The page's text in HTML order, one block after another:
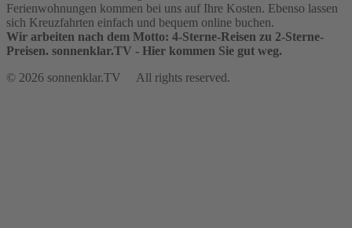
Ferienwohnungen kommen bei uns auf Ihre Kosten. Ebenso lassen
sich Kreuzfahrten einfach und bequem online buchen.
Wir arbeiten nach dem Motto: 4-Sterne-Reisen zu 2-Sterne-
Preisen. sonnenklar.TV - Hier kommen Sie gut weg.
© 2026 sonnenklar.TV All rights reserved.